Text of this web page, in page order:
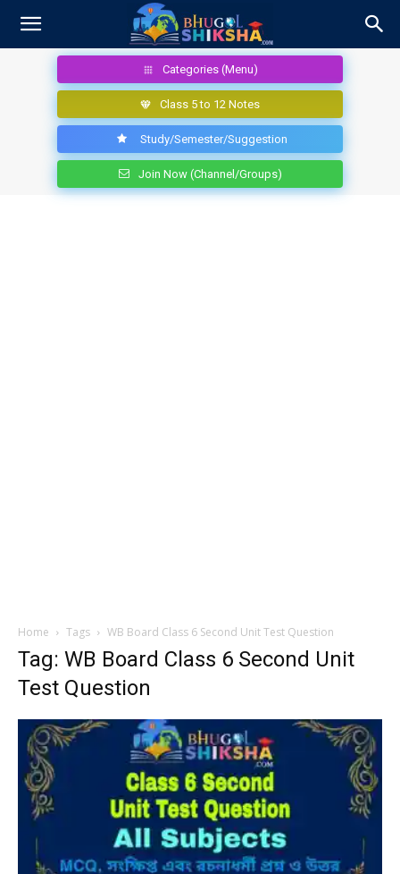
Categories (Menu)
Class 5 to 12 Notes
Study/Semester/Suggestion
Join Now (Channel/Groups)
Home Tags WB Board Class 6 Second Unit Test Question
Tag: WB Board Class 6 Second Unit
Test Question